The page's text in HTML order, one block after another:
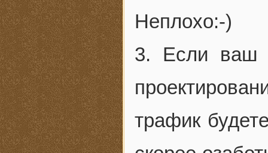
Неплохо:-)
3. Если ваш
трафик